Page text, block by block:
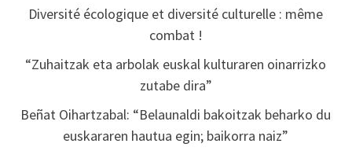
Diversité écologique et diversité culturelle : même
combat !
“Zuhaitzak eta arbolak euskal kulturaren oinarrizko
zutabe dira”
Beñat Oihartzabal: “Belaunaldi bakoitzak beharko du
euskararen hautua egin; baikorra naiz”